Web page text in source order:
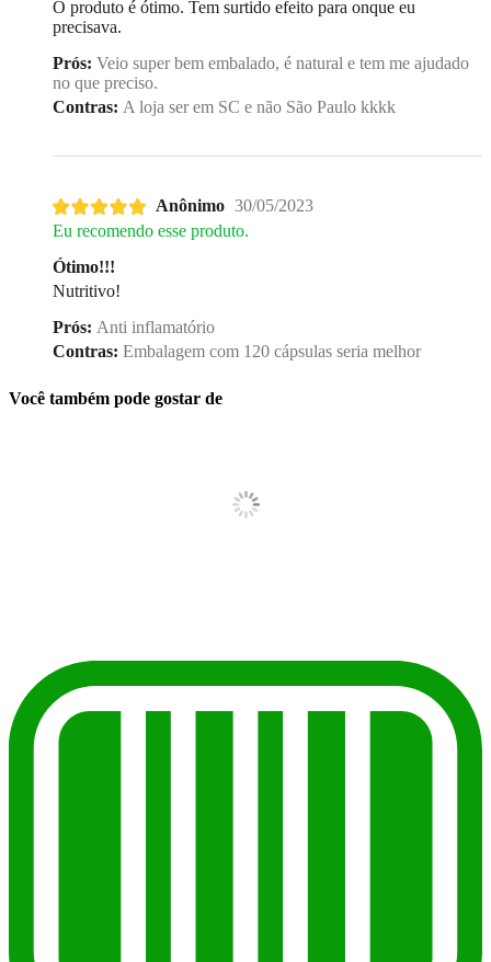
O produto é ótimo. Tem surtido efeito para onque eu
precisava.
Prós: Veio super bem embalado, é natural e tem me ajudado
no que preciso.
Contras: A loja ser em SC e não São Paulo kkkk
Anônimo 30/05/2023
Eu recomendo esse produto.
Ótimo!!!
Nutritivo!
Prós: Anti inflamatório
Contras: Embalagem com 120 cápsulas seria melhor
Você também pode gostar de